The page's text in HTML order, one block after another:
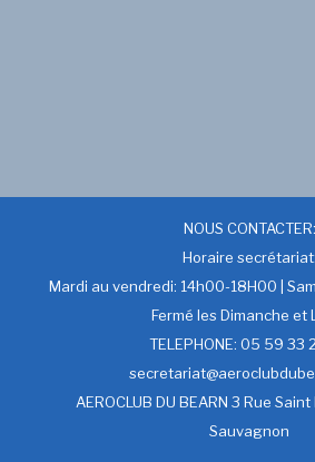
NOUS CONTACTER:
Horaire secrétariat:
Mardi au vendredi: 14h00-18H00 |
Fermé les Dimanche et
TELEPHONE: 05 59 33
AEROCLUB DU BEARN 3 Rue
Sauvagnon